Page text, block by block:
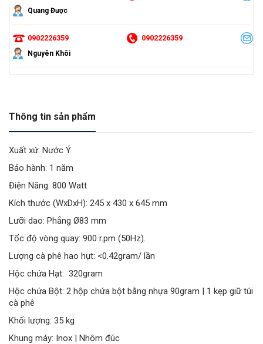
Quang Được
0902226359 0902226359
Nguyên Khôi
Thông tin sản phẩm
Xuất xứ: Nước Ý
Bảo hành: 1 năm
Điện Năng: 800 Watt
Kích thước (WxDxH): 245 x 430 x 645 mm
Lưỡi dao: Phẳng Ø83 mm
Tốc độ vòng quay: 900 r.pm (50Hz).
Lượng cà phê hao hụt: <0.42gram/ lần
Hộc chứa Hạt: 320gram
Hộc chứa Bột: 2 hộp chứa bột bằng nhựa 90gram | 1 kẹp giữ túi
cà phê
Khối lượng: 35 kg
Khung máy: Inox | Nhôm đúc